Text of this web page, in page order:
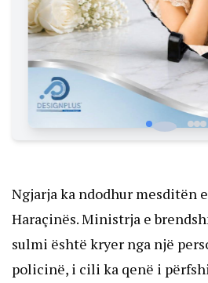
Ngjarja ka ndodhur mesditën
Haraçinës. Ministrja e
sulmi është kryer nga një
policinë, i cili ka qenë i